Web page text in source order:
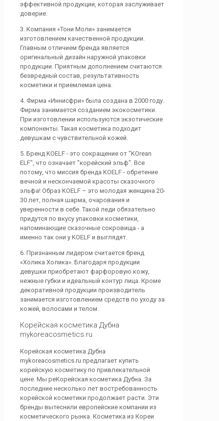
эффективной продукции, которая заслуживает
доверие.
3. Компания «Тони Моли» занимается
изготовлением качественной продукции.
Главным отличием бренда является
оригинальный дизайн наружной упаковки
продукции. Приятным дополнением считаются
безвредный состав, результативность
косметики и приемлемая цена.
4. Фирма «Иннисфри» была создана в 2000 году.
Фирма занимается созданием экокосметики.
При изготовлении используются экзотические
компоненты. Такая косметика подходит
девушкам с чувствительной кожей.
5. Бренд KOELF - это сокращение от "KOrean
ELF", что означает "корейский эльф". Все
потому, что миссия бренда KOELF - обретение
вечной и нескончаемой красоты сказочного
эльфа! Образ KOELF – это молодая женщина 20-
30 лет, полная шарма, очарования и
уверенности в себе. Такой леди обязательно
придутся по вкусу упаковки косметики,
напоминающие сказочные сокровища - а
именно так они у KOELF и выглядят.
6. Признанным лидером считается бренд
«Холика Холика». Благодаря продукции
девушки приобретают фарфоровую кожу,
нежные губки и идеальный контур лица. Кроме
декоративной продукции производитель
занимается изготовлением средств по уходу за
кожей, волосами и телом.
Корейская косметика Дубна
mykoreacosmetics.ru
Корейская косметика Дубна
mykoreacosmetics.ru предлагает купить
корейскую косметику по привлекательной
цене. Мы реКорейская косметика Дубна. За
последние несколько лет востребованность
корейской косметики продолжает расти. Эти
бренды вытеснили европейские компании из
косметического рынка. Косметика из Кореи